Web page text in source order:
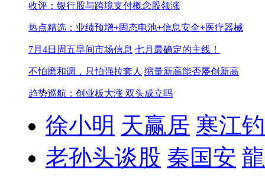
收评：银行股与跨境支付概念股领涨
热点精选：业绩预增+固态电池+信息安全+医疗器械
7月4日周五早间市场信息 七月最确定的主线！
不怕磨和调，只怕强拉套人 缩量新高能否屡创新高
趋势巡航：创业板大涨 双头成立吗
徐小明 天赢居 寒江
老孙头谈股 秦国安